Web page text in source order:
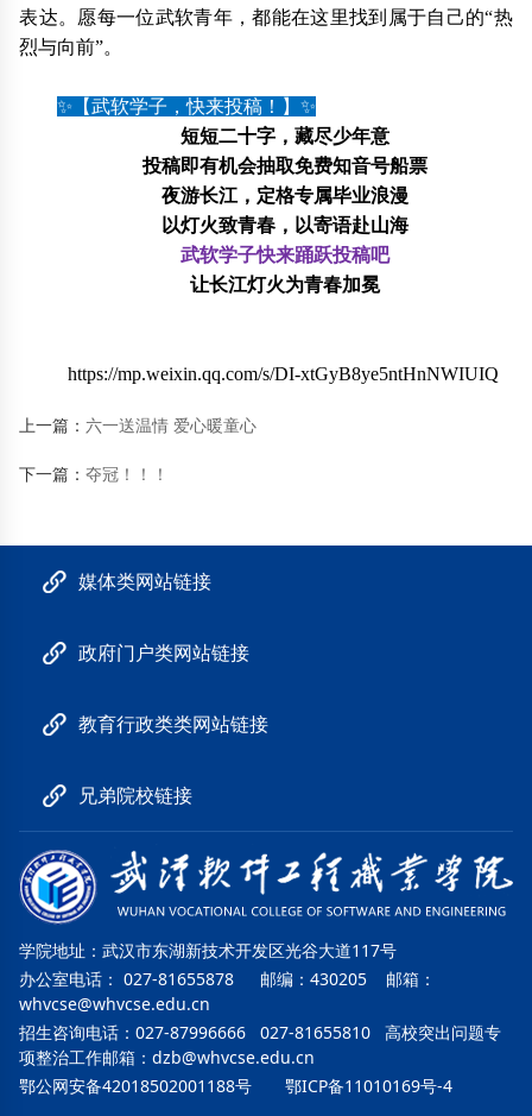
表达。愿每一位武软青年，都能在这里找到属于自己的“热
烈与向前”。
✨【武软学子，快来投稿！】✨
短短二十字，藏尽少年意
投稿即有机会抽取免费知音号船票
夜游长江，定格专属毕业浪漫
以灯火致青春，以寄语赴山海
武软学子快来踊跃投稿吧
让长江灯火为青春加冕
https://mp.weixin.qq.com/s/DI-xtGyB8ye5ntHnNWIUIQ
上一篇：六一送温情 爱心暖童心
下一篇：夺冠！！！
媒体类网站链接
政府门户类网站链接
教育行政类类网站链接
兄弟院校链接
学院地址：武汉市东湖新技术开发区光谷大道117号
办公室电话： 027-81655878 邮编：430205 邮箱：
whvcse@whvcse.edu.cn
招生咨询电话：027-87996666 027-81655810 高校突出问题专
项整治工作邮箱：dzb@whvcse.edu.cn
鄂公网安备42018502001188号
鄂ICP备11010169号-4